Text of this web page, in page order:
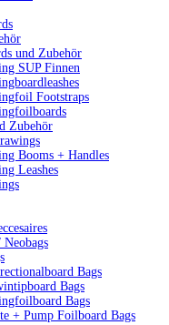
und Zubehör
SUP Finnen
Footstraps
Zubehör
Booms + Handles
Leashes
Neobags
Bags
Bags
Bags
+ Pump Foilboard Bags